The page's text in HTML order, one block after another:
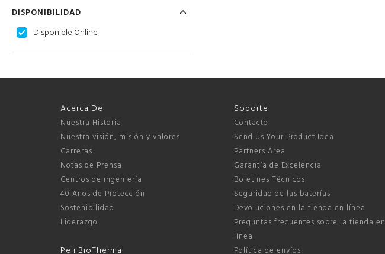
DISPONIBILIDAD
Disponible Online
Acerca De
Nuestra Historia
Nuestra visión, misión y valores
Carreras
Notas de Prensa
Centros de ingeniería
40 Años de Protección
Sostenibilidad
Liderazgo
Peli BioThermal
Soporte
Contacto
Send Us Your Product Idea
Partners Area
Garantía de Excelencia
Boletines Técnicos
Seguridad de las baterías
Devoluciones en la tienda en línea
Preguntas frecuentes sobre la tienda en
línea
Política de envíos